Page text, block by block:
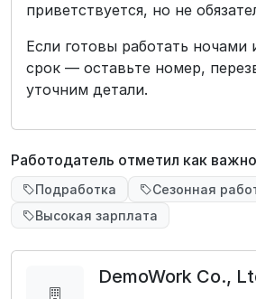
приветствуется, но не
Если готовы работать ночами
срок — оставьте номер,
уточним детали.
Работодатель отметил как
Подработка
Сезонная
Высокая зарплата
DemoWork Co.,